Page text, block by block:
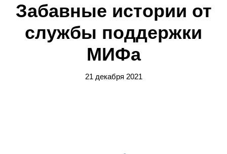
Забавные истории от
службы поддержки
МИФа
21 декабря 2021